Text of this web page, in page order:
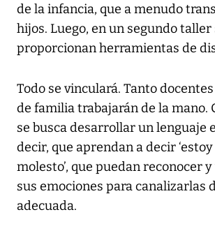
de la infancia, que a menudo
hijos. Luego, en un segundo taller
proporcionan herramientas de
Todo se vinculará. Tanto
de familia trabajarán de la mano.
se busca desarrollar un lenguaje
decir, que aprendan a decir ‘estoy
molesto’, que puedan reconocer
sus emociones para canalizarlas
adecuada.